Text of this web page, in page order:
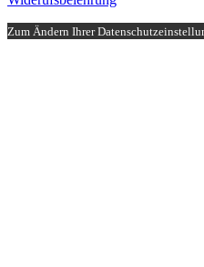
Zum Ändern Ihrer